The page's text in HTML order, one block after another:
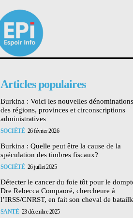
Articles populaires
Burkina : Voici les nouvelles dénominations
des régions, provinces et circonscriptions
administratives
SOCIÉTÉ 26 février 2026
Burkina : Quelle peut être la cause de la
spéculation des timbres fiscaux?
SOCIÉTÉ 26 juillet 2025
Détecter le cancer du foie tôt pour le
Dre Rebecca Compaoré, chercheure à
l’IRSS/CNRST, en fait son cheval de
SANTÉ 23 décembre 2025